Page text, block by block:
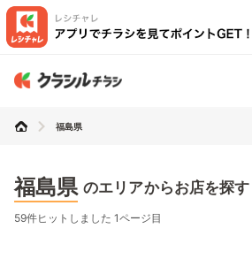
福島県
福島県 のエリアからお店を探す
59件ヒットしました 1ページ目